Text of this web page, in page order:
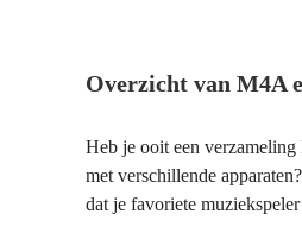
Overzicht van M4A
Heb je ooit een
met verschillende
dat je favoriete